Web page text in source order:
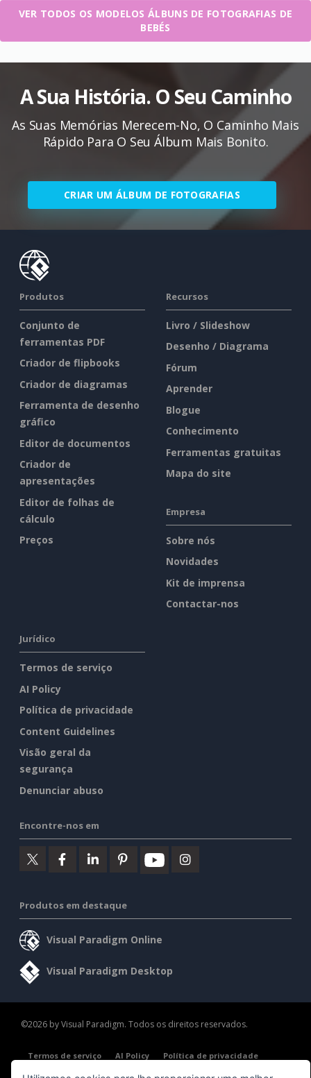
VER TODOS OS MODELOS ÁLBUNS DE FOTOGRAFIAS DE
BEBÉS
A Sua História. O Seu Caminho
As Suas Memórias Merecem-No, O Caminho Mais
Rápido Para O Seu Álbum Mais Bonito.
CRIAR UM ÁLBUM DE FOTOGRAFIAS
Produtos
Conjunto de
ferramentas PDF
Criador de flipbooks
Criador de diagramas
Ferramenta de desenho
gráfico
Editor de documentos
Criador de
apresentações
Editor de folhas de
cálculo
Preços
Recursos
Livro / Slideshow
Desenho / Diagrama
Fórum
Aprender
Blogue
Conhecimento
Ferramentas gratuitas
Mapa do site
Empresa
Sobre nós
Novidades
Kit de imprensa
Contactar-nos
Jurídico
Termos de serviço
AI Policy
Política de privacidade
Content Guidelines
Visão geral da
segurança
Denunciar abuso
Encontre-nos em
Produtos em destaque
Visual Paradigm Online
Visual Paradigm Desktop
©2026 by Visual Paradigm. Todos os direitos reservados.
Termos de serviço AI Policy
Política de privacidade
Content Guidelines
Visão geral da segurança